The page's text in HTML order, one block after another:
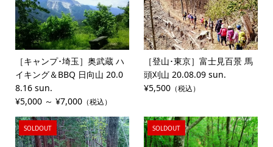
［キャンプ･埼玉］奥武蔵 ハ
イキング＆BBQ 日向山 20.0
8.16 sun.
¥5,000 ～ ¥7,000（税込）
［登山･東京］富士見百景 馬
頭刈山 20.08.09 sun.
¥5,500 （税込）
SOLDOUT SOLDOUT